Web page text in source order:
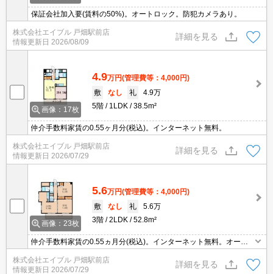
保証会社加入要(賃料の50%)。オートロック。防犯カメラあり。
株式会社エイブル 戸畑駅前店
情報更新日 2026/08/09
詳細を見る
画像：17枚
4.9万円(管理費等：4,000円)
敷
なし 礼
4.9万
5階
1LDK 38.5m²
仲介手数料家賃の0.55ヶ月分(税込)。インターネット無料。
株式会社エイブル 戸畑駅前店
情報更新日 2026/07/29
詳細を見る
画像：23枚
5.6万円(管理費等：4,000円)
敷
なし 礼
5.6万
3階
2LDK 52.8m²
仲介手数料家賃の0.55ヵ月分(税込)。インターネット無料。オート
ロック。防犯カメラあり。
株式会社エイブル 戸畑駅前店
情報更新日 2026/07/29
詳細を見る